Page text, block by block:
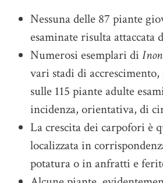
Nessuna delle 87 piante
esaminate risulta attaccata
Numerosi esemplari di
vari stadi di
sulle 115 piante adulte
incidenza, orientativa, di
La crescita dei carpofori è
localizzata in
potatura o in anfratti e